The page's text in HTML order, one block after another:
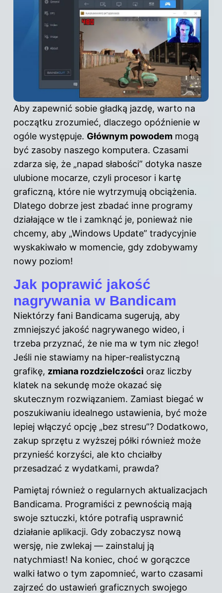
Aby zapewnić sobie gładką jazdę, warto na
początku zrozumieć, dlaczego opóźnienie w
ogóle występuje. Głównym powodem mogą
być zasoby naszego komputera. Czasami
zdarza się, że „napad słabości” dotyka nasze
ulubione mocarze, czyli procesor i kartę
graficzną, które nie wytrzymują obciążenia.
Dlatego dobrze jest zbadać inne programy
działające w tle i zamknąć je, ponieważ nie
chcemy, aby „Windows Update” tradycyjnie
wyskakiwało w momencie, gdy zdobywamy
nowy poziom!
Jak poprawić jakość
nagrywania w Bandicam
Niektórzy fani Bandicama sugerują, aby
zmniejszyć jakość nagrywanego wideo, i
trzeba przyznać, że nie ma w tym nic złego!
Jeśli nie stawiamy na hiper-realistyczną
grafikę, zmiana rozdzielczości oraz liczby
klatek na sekundę może okazać się
skutecznym rozwiązaniem. Zamiast biegać w
poszukiwaniu idealnego ustawienia, być może
lepiej włączyć opcję „bez stresu”? Dodatkowo,
zakup sprzętu z wyższej półki również może
przynieść korzyści, ale kto chciałby
przesadzać z wydatkami, prawda?
Pamiętaj również o regularnych aktualizacjach
Bandicama. Programiści z pewnością mają
swoje sztuczki, które potrafią usprawnić
działanie aplikacji. Gdy zobaczysz nową
wersję, nie zwlekaj — zainstaluj ją
natychmiast! Na koniec, choć w gorączce
walki łatwo o tym zapomnieć, warto czasami
zajrzeć do ustawień graficznych swojego